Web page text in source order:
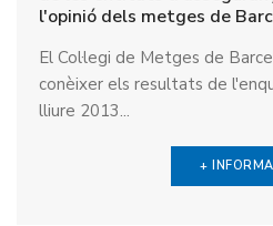
l'opinió dels metges de
El Col·legi de Metges de
conèixer els resultats de
lliure 2013...
+